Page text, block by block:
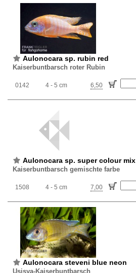
Aulonocara sp. rubin red
Kaiserbuntbarsch roter Rubin
0142 4 - 5 cm 6,50
Aulonocara sp. super colour mix
Kaiserbuntbarsch gemischte farbe
1508 4 - 5 cm 7,00
Aulonocara steveni blue neon
Usisya-Kaiserbuntbarsch